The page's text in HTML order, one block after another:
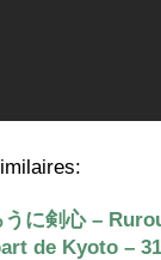
うに剣心 –
de Kyoto –